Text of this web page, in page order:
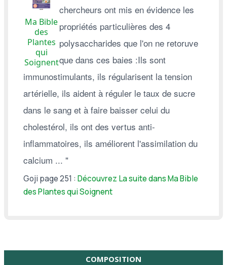
Ma Bible
des
Plantes
qui
Soignent
chercheurs ont mis en évidence les
propriétés particulières des 4
polysaccharides que l'on ne retoruve
que dans ces baies :Ils sont
immunostimulants, ils régularisent la tension
artérielle, ils aident à réguler le taux de sucre
dans le sang et à faire baisser celui du
cholestérol, ils ont des vertus anti-
inflammatoires, ils améliorent l'assimilation du
calcium ... "
Goji page 251 : Découvrez La suite dans Ma Bible
des Plantes qui Soignent
COMPOSITION